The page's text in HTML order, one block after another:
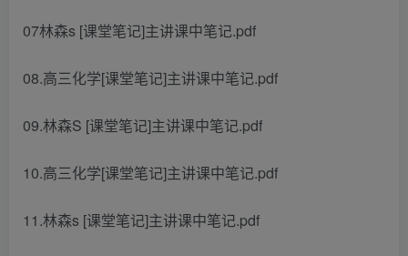
07林森s [课堂笔记]主讲课中笔记.pdf
08.高三化学[课堂笔记]主讲课中笔记.pdf
09.林森S [课堂笔记]主讲课中笔记.pdf
10.高三化学[课堂笔记]主讲课中笔记.pdf
11.林森s [课堂笔记]主讲课中笔记.pdf